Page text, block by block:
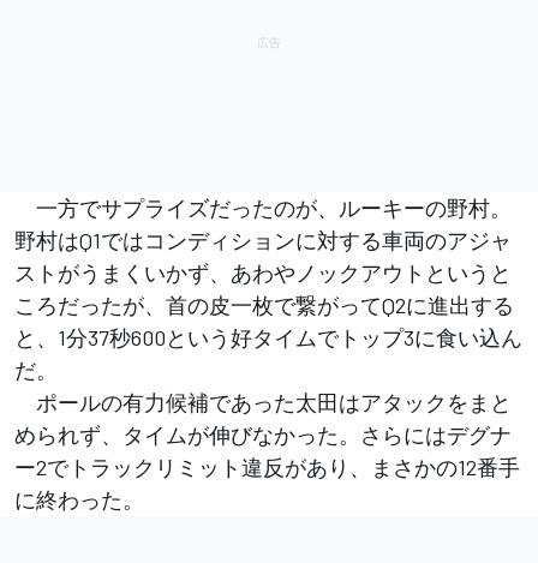
一方でサプライズだったのが、ルーキーの野村。
野村はQ1ではコンディションに対する車両のアジャ
ストがうまくいかず、あわやノックアウトというと
ころだったが、首の皮一枚で繋がってQ2に進出する
と、1分37秒600という好タイムでトップ3に食い込ん
だ。
ポールの有力候補であった太田はアタックをまと
められず、タイムが伸びなかった。さらにはデグナ
ー2でトラックリミット違反があり、まさかの12番手
に終わった。